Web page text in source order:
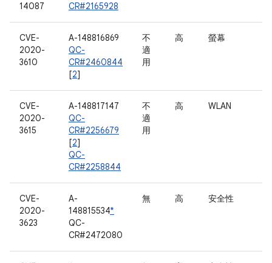
14087
CR#2165928
CVE-
2020-
3610
A-148816869
QC-
CR#2460844
[2]
不
適
用
高 螢幕
CVE-
2020-
3615
A-148817147
QC-
CR#2256679
[2]
QC-
CR#2258844
不
適
用
高 WLAN
CVE-
2020-
3623
A-
148815534*
QC-
CR#2472080
無 高 安全性